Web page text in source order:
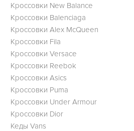
Кроссовки New Balance
Кроссовки Balenciaga
Кроссовки Alex McQueen
Кроссовки Fila
Кроссовки Versace
Кроссовки Reebok
Кроссовки Asics
Кроссовки Puma
Кроссовки Under Armour
Кроссовки Dior
Кеды Vans